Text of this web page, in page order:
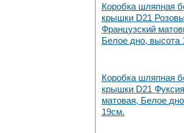
Коробка шляпная
крышки D21
Французский
Белое дно, высота
Коробка шляпная
крышки D21 Фуксия
матовая, Белое
19см.